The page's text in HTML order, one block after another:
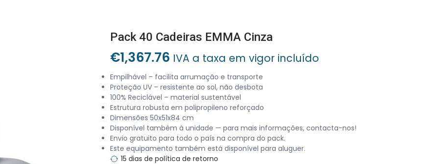
Pack 40 Cadeiras EMMA Cinza
€1,367.76 IVA a taxa em vigor incluído
Empilhável – facilita arrumação e transporte
Proteção UV – resistente ao sol, não desbota
100% Reciclável – material sustentável
Estrutura robusta em polipropileno reforçado
Dimensões 50x51x84 cm
Disponível também à unidade — para mais informações, contacta-nos!
Envio gratuito para todo o país na compra do pack.
Este equipamento também está disponível para aluguer.
15 dias de política de retorno